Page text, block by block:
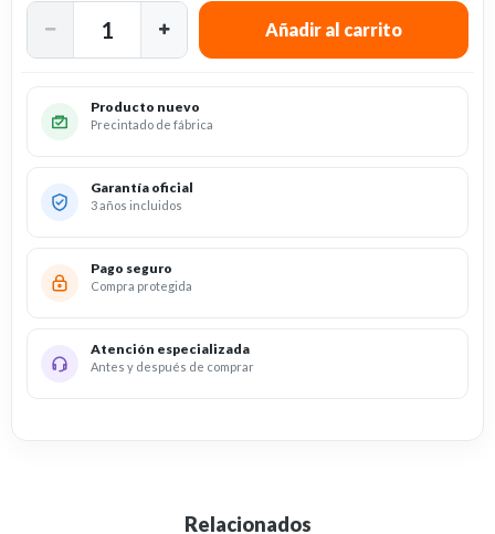
Producto nuevo
Precintado de fábrica
Garantía oficial
3 años incluidos
Pago seguro
Compra protegida
Atención especializada
Antes y después de comprar
Relacionados